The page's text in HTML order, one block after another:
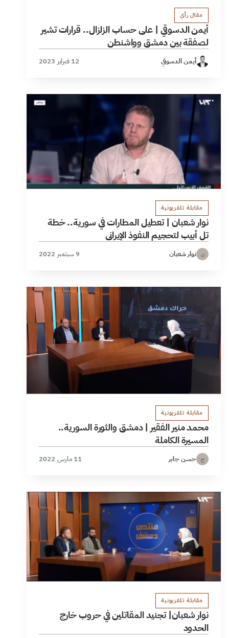
مقال رأي
أيمن الدسوقي | على حساب الزلزال.. قرارات تشير
لصفقة بين دمشق وواشنطن
أيمن الدسوقي 12 فبراير 2023
مقابلة تلفزيونية
نوار شعبان | تعطيل المطارات في سورية.. خطة
تل أبيب لتحجيم النفوذ الإيراني
ن نوار شعبان 9 سبتمبر 2022
مقابلة تلفزيونية
محمد منير الفقير | دمشق والثورة السورية..
المسيرة الكاملة
ح حسن جابر 11 مارس 2022
مقابلة تلفزيونية
نوار شعبان| تجنيد المقاتلين في حروب خارج
الحدود